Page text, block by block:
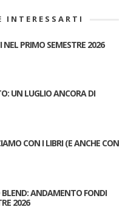
INTERESSARTI
NEL PRIMO SEMESTRE 2026
UN LUGLIO ANCORA DI
CON I LIBRI (E ANCHE CON
ANDAMENTO FONDI
2026